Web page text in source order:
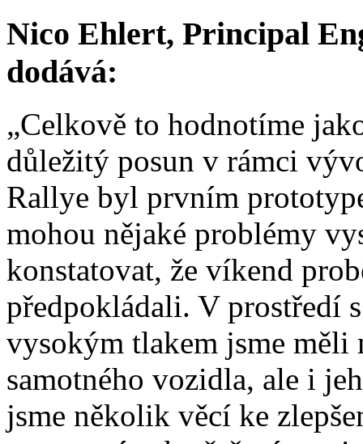
Nico Ehlert, Principal
dodává:
„Celkově to hodnotíme
důležitý posun v rámci
Rallye byl prvním
mohou nějaké problémy
konstatovat, že víkend
předpokládali. V prostředí
vysokým tlakem jsme měli
samotného vozidla, ale i
jsme několik věcí ke